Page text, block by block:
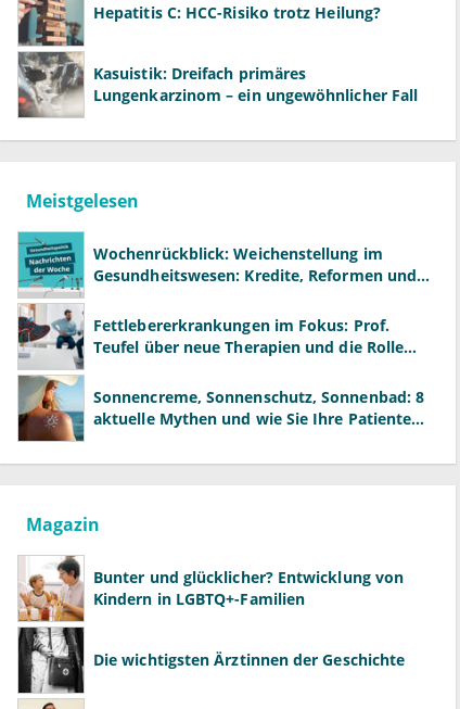
Hepatitis C: HCC-Risiko trotz Heilung?
Kasuistik: Dreifach primäres
Lungenkarzinom – ein ungewöhnlicher Fall
Meistgelesen
Wochenrückblick: Weichenstellung im
Gesundheitswesen: Kredite, Reformen und
Fettlebererkrankungen im Fokus: Prof.
Teufel über neue Therapien und die Rolle
Sonnencreme, Sonnenschutz, Sonnenbad: 8
aktuelle Mythen und wie Sie Ihre Patienten
Magazin
Bunter und glücklicher? Entwicklung von
Kindern in LGBTQ+-Familien
Die wichtigsten Ärztinnen der Geschichte